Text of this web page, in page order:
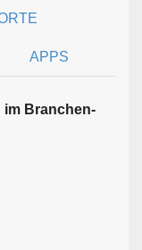
APPS
im Branchen­